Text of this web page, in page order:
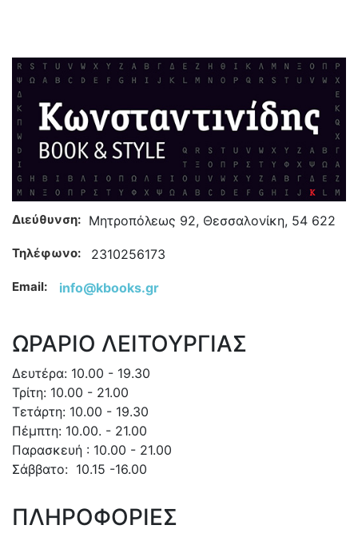
Διεύθυνση: Μητροπόλεως 92, Θεσσαλονίκη, 54 622
Τηλέφωνο: 2310256173
Email: info@kbooks.gr
ΩΡΑΡΙΟ ΛΕΙΤΟΥΡΓΙΑΣ
Δευτέρα: 10.00 - 19.30
Τρίτη: 10.00 - 21.00
Τετάρτη: 10.00 - 19.30
Πέμπτη: 10.00. - 21.00
Παρασκευή : 10.00 - 21.00
Σάββατο: 10.15 -16.00
ΠΛΗΡΟΦΟΡΙΕΣ